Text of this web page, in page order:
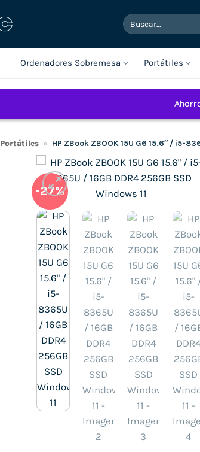
Buscar
por:
Ordenadores Sobremesa Portátiles
Portátiles » HP ZBook ZBOOK 15U G6 15.6″ / i5-
-27%